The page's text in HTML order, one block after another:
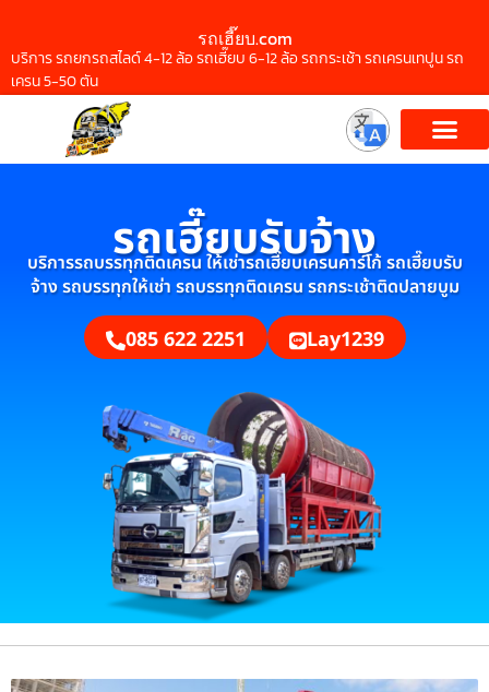
รถเฮี๊ยบ.com
บริการ รถยกรถสไลด์ 4-12 ล้อ รถเฮี๊ยบ 6-12 ล้อ รถกระเช้า รถเครนเทปูน รถ
เครน 5-50 ตัน
รถเฮี๊ยบรับจ้าง
บริการรถบรรทุกติดเครน ให้เช่ารถเฮี๊ยบเครนคาร์โก้ รถเฮี๊ยบรับ
จ้าง รถบรรทุกให้เช่า รถบรรทุกติดเครน รถกระเช้าติดปลายบูม
085 622 2251 Lay1239